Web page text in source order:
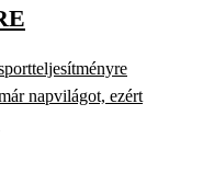
napvilágot, ezért